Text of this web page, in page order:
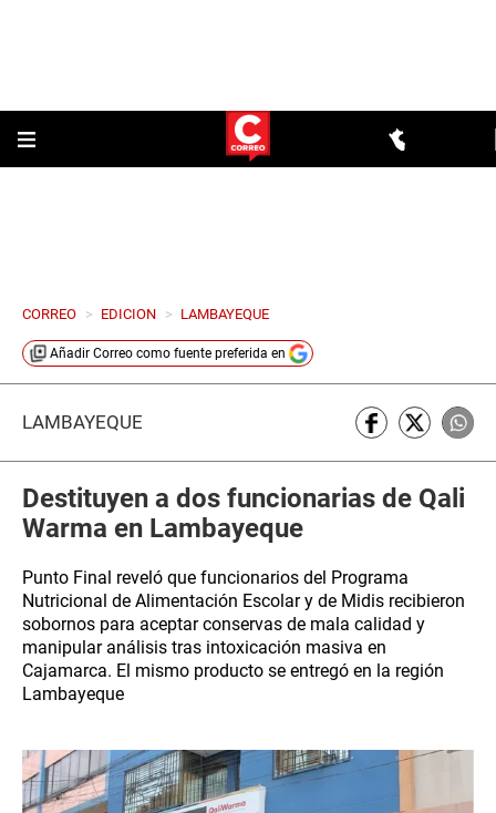
CORREO > EDICION > LAMBAYEQUE
Añadir Correo como fuente preferida en
LAMBAYEQUE
Destituyen a dos funcionarias de Qali
Warma en Lambayeque
Punto Final reveló que funcionarios del Programa
Nutricional de Alimentación Escolar y de Midis recibieron
sobornos para aceptar conservas de mala calidad y
manipular análisis tras intoxicación masiva en
Cajamarca. El mismo producto se entregó en la región
Lambayeque